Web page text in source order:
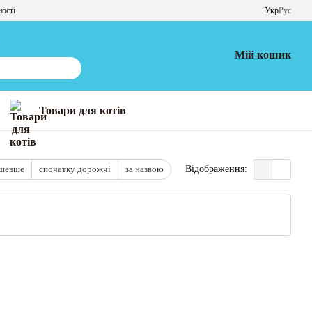
УкрРус
Мій кошик
Товари для котів
спочатку дорожчі за назвою Відображення: